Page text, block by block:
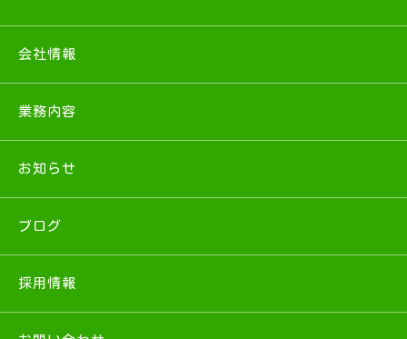
会社情報
業務内容
お知らせ
ブログ
採用情報